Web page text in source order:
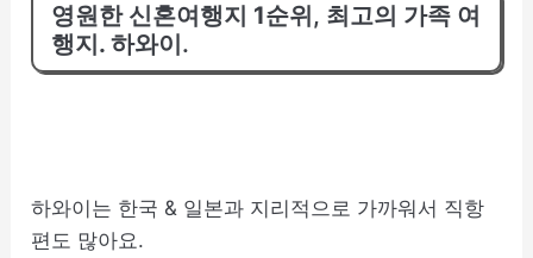
영원한 신혼여행지 1순위, 최고의 가족 여
행지. 하와이.
하와이는 한국 & 일본과 지리적으로 가까워서 직항
편도 많아요.